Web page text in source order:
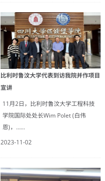
比利时鲁汶大学代表到访我院并作项目
宣讲
11月2日，比利时鲁汶大学工程科技
学院国际处处长Wim Polet (白伟
恩)，……
2023-11-02